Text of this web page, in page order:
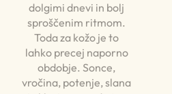
dolgimi dnevi in bolj
sproščenim ritmom.
Toda za kožo je to
lahko precej naporno
obdobje. Sonce,
vročina, potenje, slana